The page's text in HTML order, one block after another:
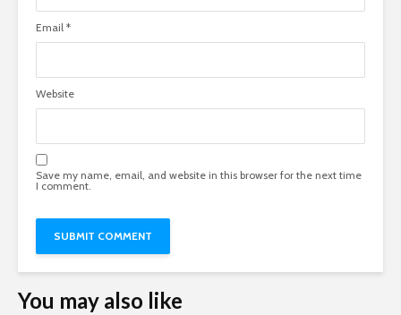
Email *
Website
Save my name, email, and website in this browser for the next time
I comment.
You may also like